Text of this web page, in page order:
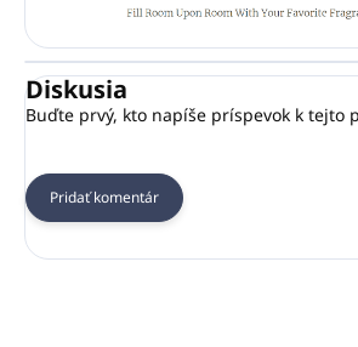
Diskusia
Buďte prvý, kto napíše príspevok k tejto
Pridať komentár